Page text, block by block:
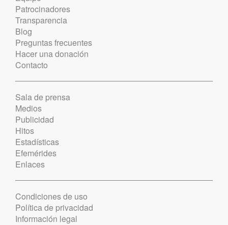
Patrocinadores
Transparencia
Blog
Preguntas frecuentes
Hacer una donación
Contacto
Sala de prensa
Medios
Publicidad
Hitos
Estadísticas
Efemérides
Enlaces
Condiciones de uso
Política de privacidad
Información legal